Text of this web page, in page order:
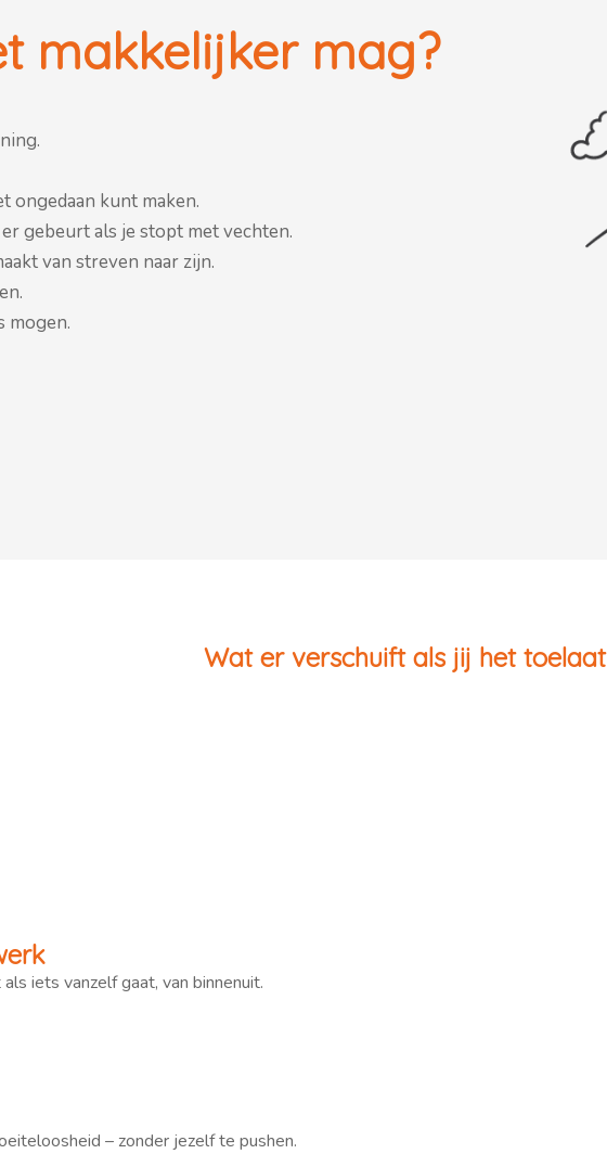
makkelijker mag?
ongedaan kunt maken.
gebeurt als je stopt met vechten.
van streven naar zijn.
mogen.
Wat er verschuift als jij het toelaat
iets vanzelf gaat, van binnenuit.
– zonder jezelf te pushen.